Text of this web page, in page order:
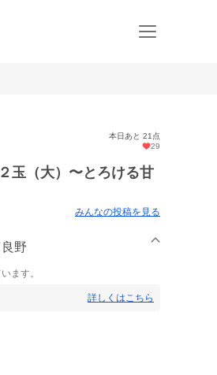
本日あと 21点
29
玉（大）〜とろける甘
みんなの投稿を見る
野
ます。
詳しくはこちら